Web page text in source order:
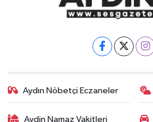
Aydın Nöbetçi Eczaneler
Aydin Namaz Vakitleri